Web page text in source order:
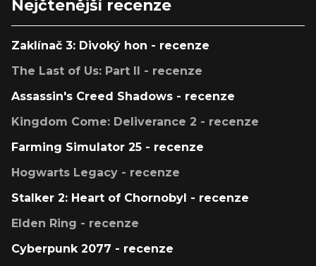
Nejčtenější recenze
Zaklínač 3: Divoký hon - recenze
The Last of Us: Part II - recenze
Assassin's Creed Shadows - recenze
Kingdom Come: Deliverance 2 - recenze
Farming Simulator 25 - recenze
Hogwarts Legacy - recenze
Stalker 2: Heart of Chornobyl - recenze
Elden Ring - recenze
Cyberpunk 2077 - recenze